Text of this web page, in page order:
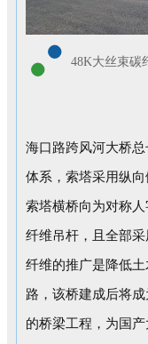
48K大丝束碳
海口路跨风河大桥
体系，索塔采用纵
索塔横桥向为对称
纤维吊杆，且全部
纤维的推广是降低
路，该桥建成后将
的桥梁工程，为国